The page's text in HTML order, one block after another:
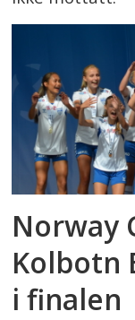
Norway
Kolbotn
i finalen